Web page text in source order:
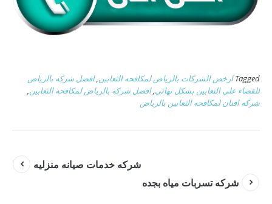
Tagged ارخص الشركات بالرياض لمكافحه الثعابين,افضل شركه بالرياض
للقضاء علي الثعابين بشكل نهائي,افضل شركه بالرياض لمكافحه الثعابين,
شركه افنان لمكافحه الثعابين بالرياض
شركه خدمات صيانه منزليه
شركه تسربات مياه بجده